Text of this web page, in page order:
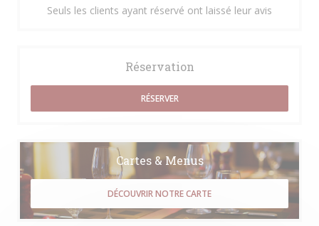
Seuls les clients ayant réservé ont laissé leur avis
Réservation
RÉSERVER
Cartes & Menus
DÉCOUVRIR NOTRE CARTE